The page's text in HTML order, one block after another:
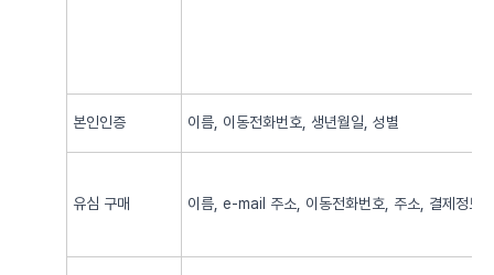
본인인증 이름, 이동전화번호, 생년월일, 성별
유심 구매 이름, e-mail 주소, 이동전화번호, 주소, 결제정보,